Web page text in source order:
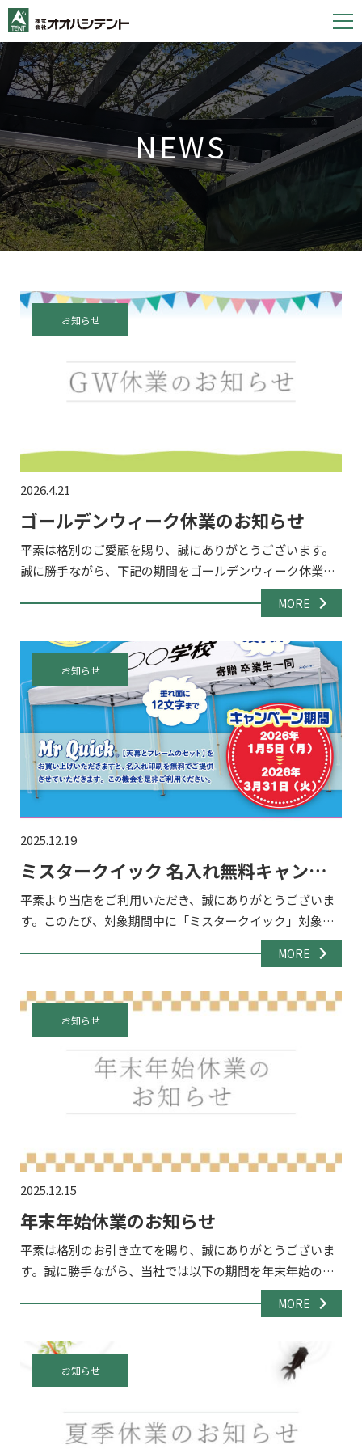
i
c
o
n
t
e
NEWS
2026.4.21
ゴールデンウィーク休業のお知らせ
平素は格別のご愛顧を賜り、誠にありがとうございます。
誠に勝手ながら、下記の期間をゴールデンウィーク休業と
させていただきます。 ■ 休業期間2026年5月2日（土）～ 5
月6日（水） 休業期間中もお問い合わせフォーム・メ […]
お知らせ
MORE
2025.12.19
ミスタークイック 名入れ無料キャンペ
ーン2026！
平素より当店をご利用いただき、誠にありがとうございま
す。このたび、対象期間中に「ミスタークイック」対象商
品をご購入いただいたお客様を対象に、天幕への名入れが
無料となるキャンペーンを実施いたします。 イベント・展
お知らせ
MORE
2025.12.15
年末年始休業のお知らせ
平素は格別のお引き立てを賜り、誠にありがとうございま
す。誠に勝手ながら、当社では以下の期間を年末年始の休
業期間とさせていただきます。 休業期間2025年12月27日
（土）～2024年1月4日（日） 休業期間中のお問い合わ […]
お知らせ
MORE
お知らせ